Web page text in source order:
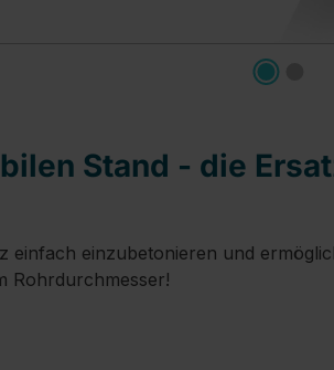
Stand - die
einfach einzubetonieren und
Rohrdurchmesser!